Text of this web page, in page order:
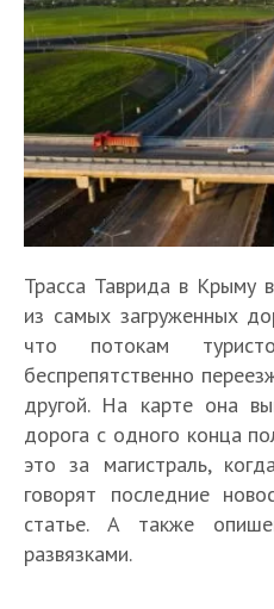
Трасса Таврида в Крыму
из самых загруженных
что потокам
беспрепятственно
другой. На карте она
дорога с одного конца
это за магистраль,
говорят последние
статье. А также
развязками.